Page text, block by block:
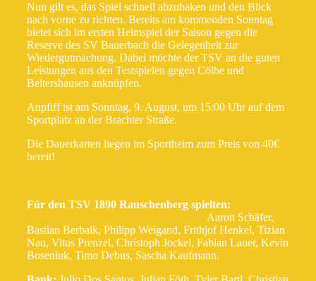
Nun gilt es, das Spiel schnell abzuhaken und den Blick
nach vorne zu richten. Bereits am kommenden Sonntag
bietet sich im ersten Heimspiel der Saison gegen die
Reserve des SV Bauerbach die Gelegenheit zur
Wiedergutmachung. Dabei möchte der TSV an die guten
Leistungen aus den Testspielen gegen Cölbe und
Beltershausen anknüpfen.
Anpfiff ist am Sonntag, 9. August, um 15:00 Uhr auf dem
Sportplatz an der Brachter Straße.
Die Dauerkarten liegen im Sportheim zum Preis von 40€
bereit!
Für den TSV 1890 Rauschenberg spielten:
Aaron Schäfer,
Bastian Berbalk, Philipp Weigand, Frithjof Henkel, Tizian
Nau, Vitus Prenzel, Christoph Jockel, Fabian Lauer, Kevin
Boseniuk, Timo Debus, Sascha Kaufmann.